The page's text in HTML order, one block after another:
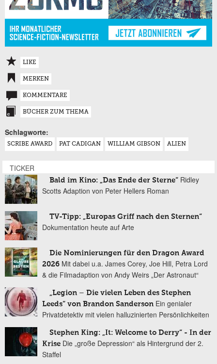
LIKE
MERKEN
KOMMENTARE
BÜCHER ZUM THEMA
Schlagworte:
SCRIBE AWARD PAT CADIGAN WILLIAM GIBSON ALIEN
TICKER
Bald im Kino: „Das Ende der Sterne“ Ridley
Scotts Adaption von Peter Hellers Roman
TV-Tipp: „Europas Griff nach den Sternen“
Dokumentation heute auf Arte
Die Nominierungen für den Dragon Award
2026 Mit dabei u.a. James Corey, Joe Hill, Petra Lord
& die Filmadaption von Andy Weirs „Der Astronaut“
„Legion – Die vielen Leben des Stephen
Leeds“ von Brandon Sanderson Ein genialer
Privatdetektiv mit vielen halluzinierten Persönlichkeiten
Stephen King: „It: Welcome to Derry“ - In der
Krise Die „große Depression“ als Hintergrund der 2.
Staffel